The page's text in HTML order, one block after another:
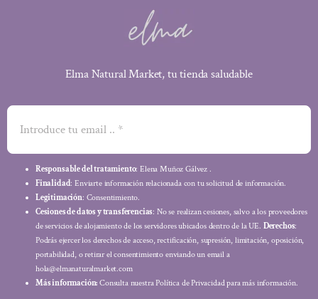
Elma Natural Market, tu tienda saludable
Responsable del tratamiento: Elena Muñoz Gálvez .
Finalidad: Enviarte información relacionada con tu solicitud de información.
Legitimación: Consentimiento.
Cesiones de datos y transferencias: No se realizan cesiones, salvo a los proveedores
de servicios de alojamiento de los servidores ubicados dentro de la UE. Derechos:
Podrás ejercer los derechos de acceso, rectificación, supresión, limitación, oposición,
portabilidad, o retirar el consentimiento enviando un email a
hola@elmanaturalmarket.com
Más información: Consulta nuestra Política de Privacidad para más información.